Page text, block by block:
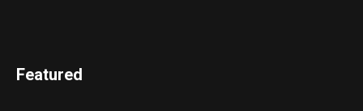
Featured